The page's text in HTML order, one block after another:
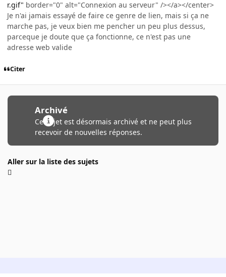
r.gif" border="0" alt="Connexion au serveur" /></a></center>
Je n'ai jamais essayé de faire ce genre de lien, mais si ça ne
marche pas, je veux bien me pencher un peu plus dessus,
parceque je doute que ça fonctionne, ce n'est pas une
adresse web valide
Citer
Archivé
Ce sujet est désormais archivé et ne peut plus
recevoir de nouvelles réponses.
Aller sur la liste des sujets